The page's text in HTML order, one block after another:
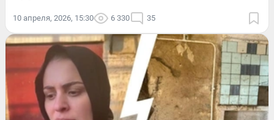
10 апреля, 2026, 15:30 6 330 35